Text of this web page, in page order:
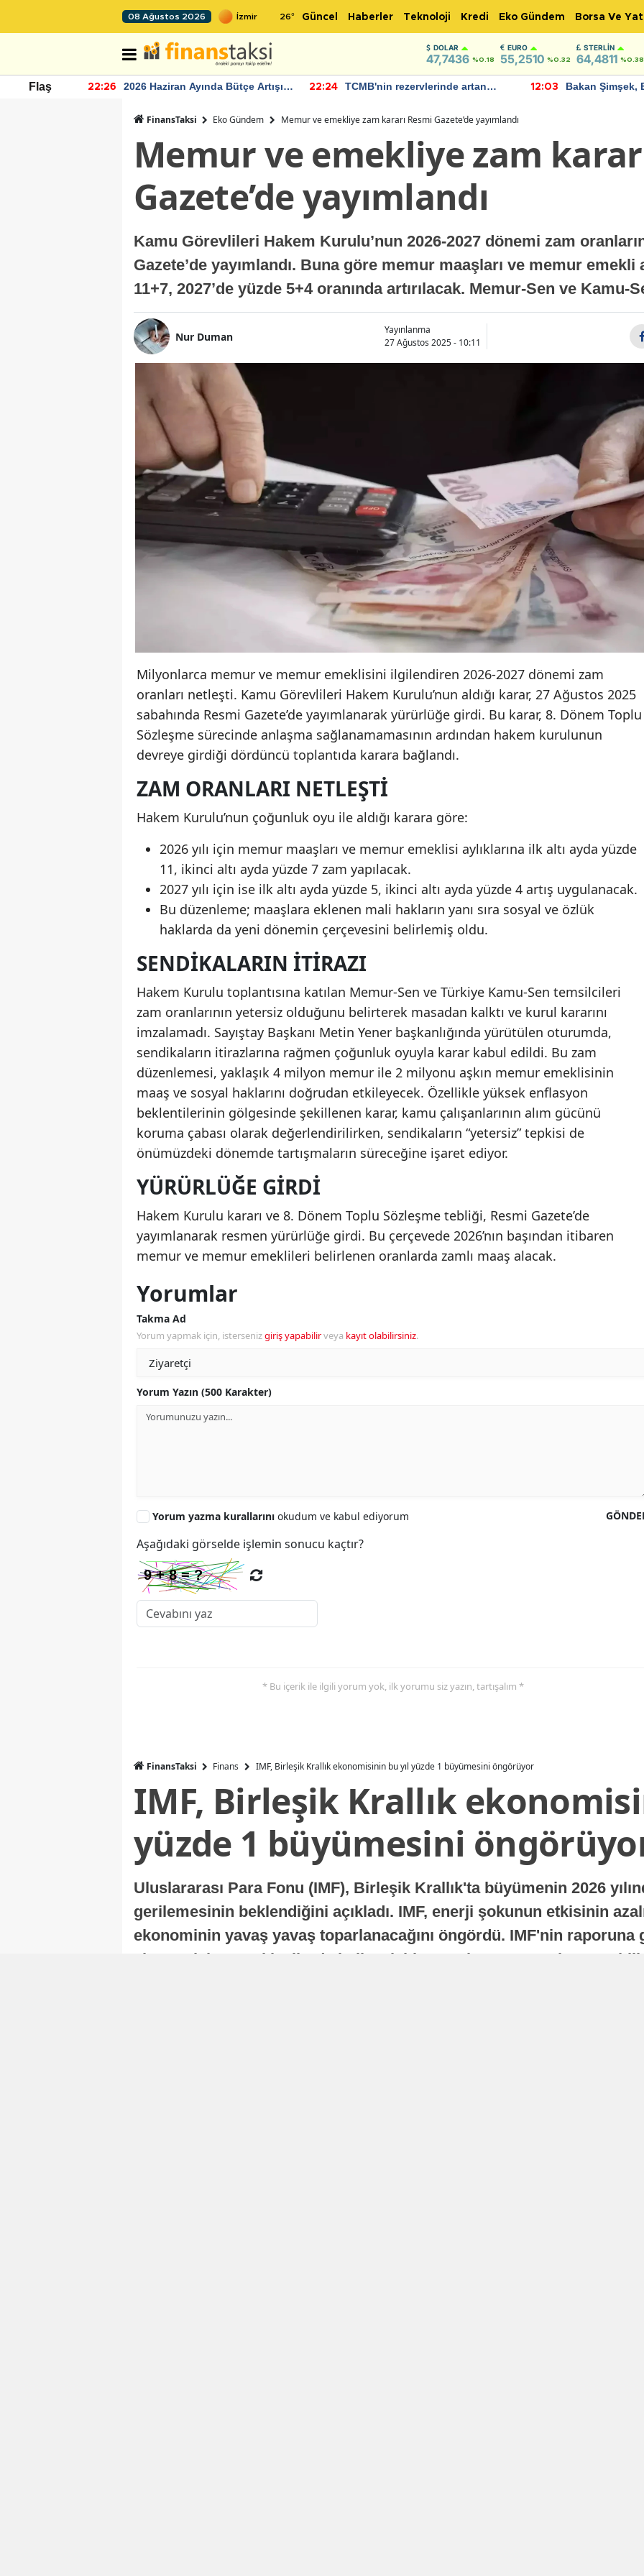
08 Ağustos 2026 26° Güncel Haberler Teknoloji Kredi Eko Gündem Borsa Ve
DOLAR
47,7436 %0.18
EURO
55,2510 %0.32
STERLIN
64,4811 %0.38
Flaş 22:26
2026 Haziran Ayında Bütçe Artışı
22:24
TCMB'nin rezervlerinde artan
12:03
Bakan Şimşek,
FinansTaksi Eko Gündem Memur ve emekliye zam kararı Resmi Gazete’de yayımlandı
Memur ve emekliye zam
Gazete’de yayımlandı
Kamu Görevlileri Hakem Kurulu’nun 2026-2027 dönemi zam
Gazete’de yayımlandı. Buna göre memur maaşları ve memur emekli
11+7, 2027’de yüzde 5+4 oranında artırılacak. Memur-Sen ve Kamu-
Nur Duman
Yayınlanma
27 Ağustos 2025 - 10:11
Milyonlarca memur ve memur emeklisini ilgilendiren 2026-2027 dönemi zam
oranları netleşti. Kamu Görevlileri Hakem Kurulu’nun aldığı karar, 27 Ağustos 2025
sabahında Resmi Gazete’de yayımlanarak yürürlüğe girdi. Bu karar, 8. Dönem Toplu
Sözleşme sürecinde anlaşma sağlanamamasının ardından hakem kurulunun
devreye girdiği dördüncü toplantıda karara bağlandı.
ZAM ORANLARI NETLEŞTI
Hakem Kurulu’nun çoğunluk oyu ile aldığı karara göre:
2026 yılı için memur maaşları ve memur emeklisi aylıklarına ilk altı ayda yüzde
11, ikinci altı ayda yüzde 7 zam yapılacak.
2027 yılı için ise ilk altı ayda yüzde 5, ikinci altı ayda yüzde 4 artış uygulanacak.
Bu düzenleme; maaşlara eklenen mali hakların yanı sıra sosyal ve özlük
haklarda da yeni dönemin çerçevesini belirlemiş oldu.
SENDIKALARIN İTIRAZI
Hakem Kurulu toplantısına katılan Memur-Sen ve Türkiye Kamu-Sen temsilcileri
zam oranlarının yetersiz olduğunu belirterek masadan kalktı ve kurul kararını
imzalamadı. Sayıştay Başkanı Metin Yener başkanlığında yürütülen oturumda,
sendikaların itirazlarına rağmen çoğunluk oyuyla karar kabul edildi. Bu zam
düzenlemesi, yaklaşık 4 milyon memur ile 2 milyonu aşkın memur emeklisinin
maaş ve sosyal haklarını doğrudan etkileyecek. Özellikle yüksek enflasyon
beklentilerinin gölgesinde şekillenen karar, kamu çalışanlarının alım gücünü
koruma çabası olarak değerlendirilirken, sendikaların “yetersiz” tepkisi de
önümüzdeki dönemde tartışmaların süreceğine işaret ediyor.
YÜRÜRLÜĞE GIRDI
Hakem Kurulu kararı ve 8. Dönem Toplu Sözleşme tebliği, Resmi Gazete’de
yayımlanarak resmen yürürlüğe girdi. Bu çerçevede 2026’nın başından itibaren
memur ve memur emeklileri belirlenen oranlarda zamlı maaş alacak.
Yorumlar
Takma Ad
Yorum yapmak için, istersenizgiriş yapabilirveya kayıt olabilirsiniz.
Yorum Yazın (500 Karakter)
Yorum yazma kurallarını okudum ve kabul ediyorum
Aşağıdaki görselde işlemin sonucu kaçtır?
* Bu içerik ile ilgili yorum yok, ilk yorumu siz yazın, tartışalım *
FinansTaksi Finans IMF, Birleşik Krallık ekonomisinin bu yıl yüzde 1 büyümesini öngörüyor
IMF, Birleşik Krallık
yüzde 1 büyümesini
Uluslararası Para Fonu (IMF), Birleşik Krallık'ta büyümenin 2026
gerilemesinin beklendiğini açıkladı. IMF, enerji şokunun etkisinin
ekonominin yavaş yavaş toparlanacağını öngördü. IMF'nin raporuna
ekonomisi, sonraki yıllarda istikrarlı bir toparlanma süreci